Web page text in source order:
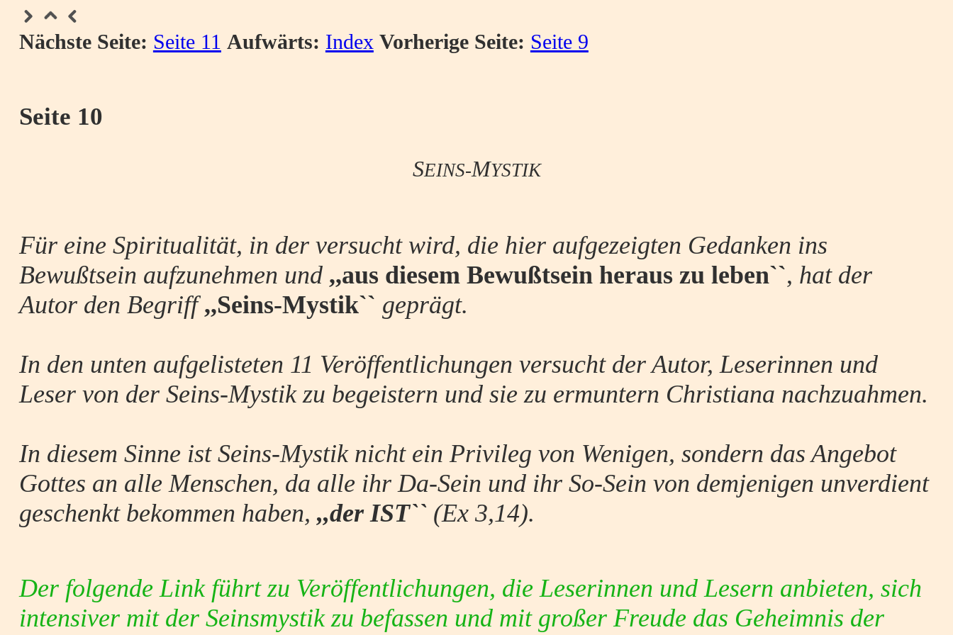
Nächste Seite: Seite 11 Aufwärts: Index Vorherige Seite: Seite 9
Seite 10
SEINS-MYSTIK
Für eine Spiritualität, in der versucht wird, die hier aufgezeigten Gedanken ins
Bewußtsein aufzunehmen und ,,aus diesem Bewußtsein heraus zu leben``, hat der
Autor den Begriff ,,Seins-Mystik`` geprägt.
In den unten aufgelisteten 11 Veröffentlichungen versucht der Autor, Leserinnen und
Leser von der Seins-Mystik zu begeistern und sie zu ermuntern Christiana nachzuahmen.
In diesem Sinne ist Seins-Mystik nicht ein Privileg von Wenigen, sondern das Angebot
Gottes an alle Menschen, da alle ihr Da-Sein und ihr So-Sein von demjenigen unverdient
geschenkt bekommen haben, ,,der IST``(Ex 3,14).
Der folgende Link führt zu Veröffentlichungen, die Leserinnen und Lesern anbieten, sich
intensiver mit der Seinsmystik zu befassen und mit großer Freude das Geheimnis der